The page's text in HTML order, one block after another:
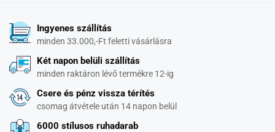
Ingyenes szállítás
minden 33.000,-Ft feletti vásárlásra
Két napon belüli szállítás
minden raktáron lévő termékre 12-ig
Csere és pénz vissza térítés
csomag átvétele után 14 napon belül
6000 stílusos ruhadarab